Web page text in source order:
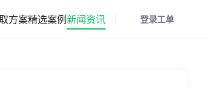
方案精选案例新闻资讯 登录工单